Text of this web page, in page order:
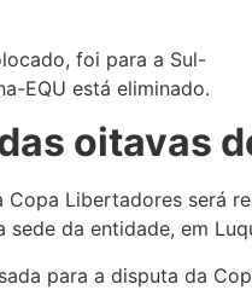
foi para a Sul-
EQU está eliminado.
oitavas
Libertadores será
da entidade, em
para a disputa da